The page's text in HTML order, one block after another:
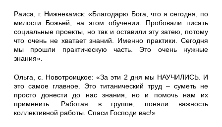
Раиса, г. Нижнекамск: «Благодарю Бога, что я сегодня, по
милости Божьей, на этом обучении. Пробовали писать
социальные проекты, но так и оставили эту затею, потому
что очень не хватает знаний. Именно практики. Сегодня
мы прошли практическую часть. Это очень нужные
знания».
Ольга, с. Новотроицкое: «За эти 2 дня мы НАУЧИЛИСЬ. И
это самое главное. Это титанический труд – суметь не
просто донести до нас знания, но и помочь нам их
применить. Работая в группе, поняли важность
коллективной работы. Спаси Господи вас!»